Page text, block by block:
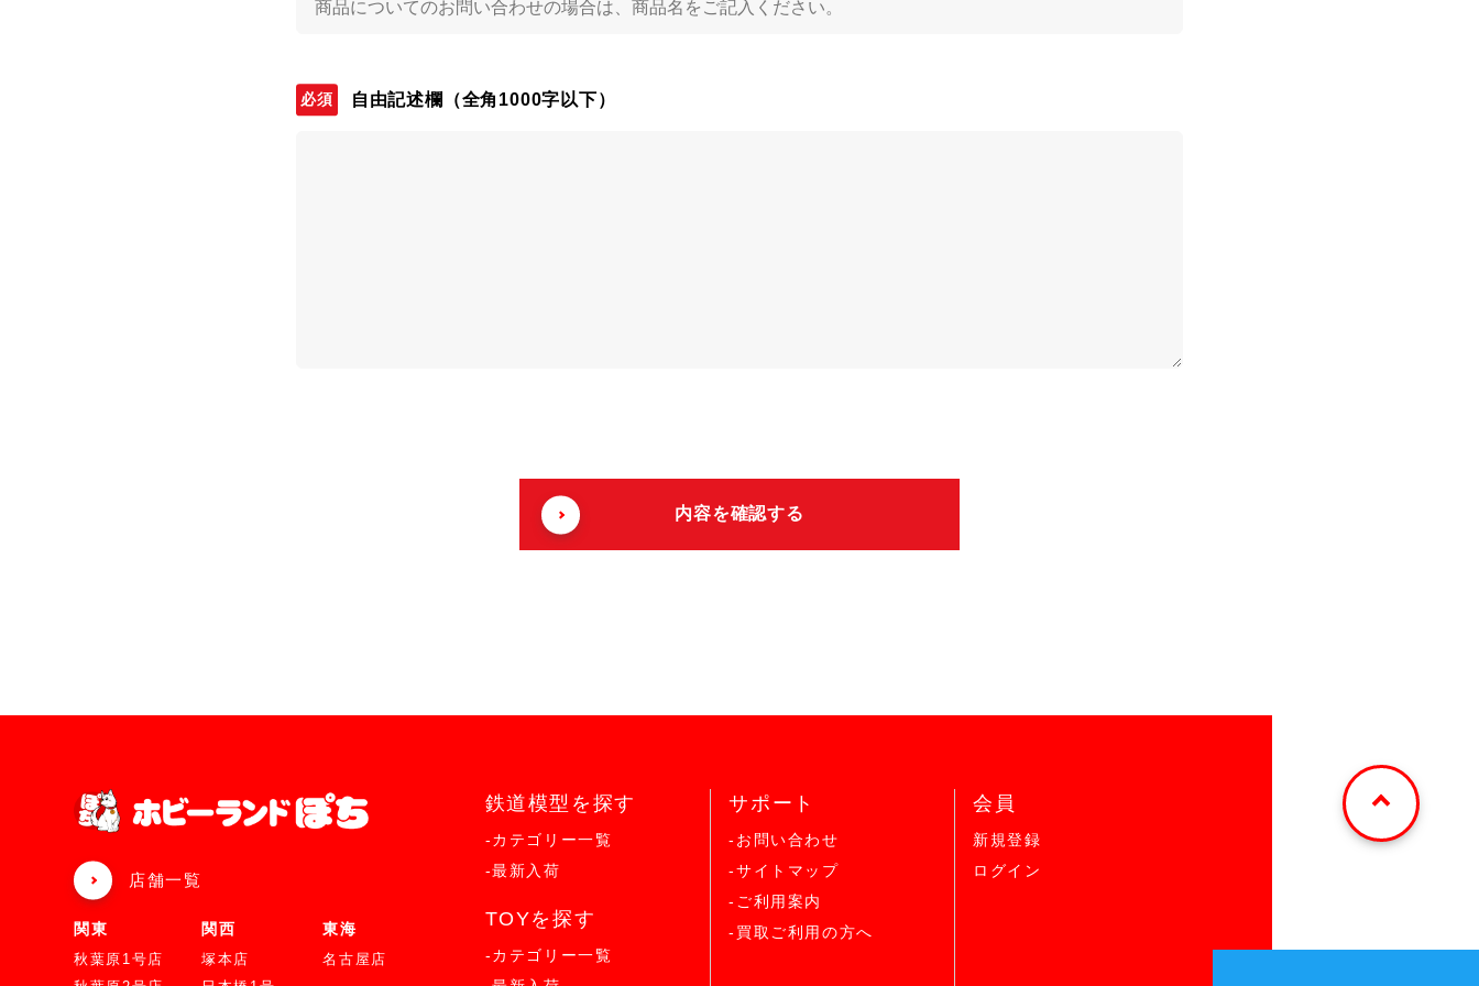
自由記述欄 （全角1000字以下）
店舗一覧
関東
秋葉原1号店
関西
塚本店
東海
名古屋店
鉄道模型を探す
-カテゴリー一覧
-最新入荷
TOYを探す
-カテゴリー一覧
サポート
-お問い合わせ
-サイトマップ
-ご利用案内
-買取ご利用の方へ
会員
新規登録
ログイン